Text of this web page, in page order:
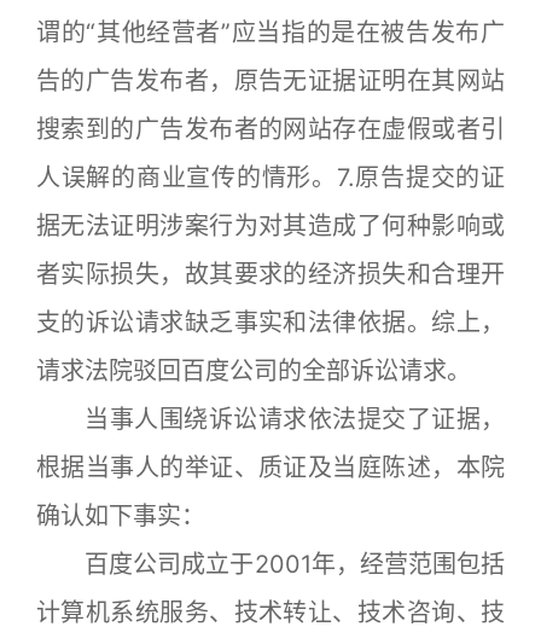
谓的“其他经营者”应当指的是在被告发布广
告的广告发布者，原告无证据证明在其网站
搜索到的广告发布者的网站存在虚假或者引
人误解的商业宣传的情形。7.原告提交的证
据无法证明涉案行为对其造成了何种影响或
者实际损失，故其要求的经济损失和合理开
支的诉讼请求缺乏事实和法律依据。综上，
请求法院驳回百度公司的全部诉讼请求。
当事人围绕诉讼请求依法提交了证据，
根据当事人的举证、质证及当庭陈述，本院
确认如下事实：
百度公司成立于2001年，经营范围包括
计算机系统服务、技术转让、技术咨询、技